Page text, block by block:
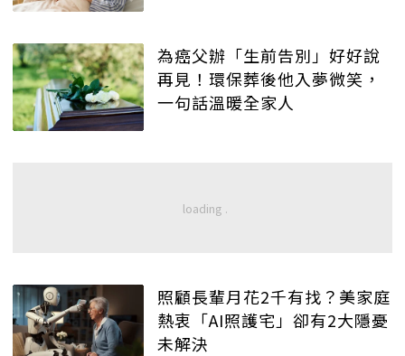
為癌父辦「生前告別」好好說
再見！環保葬後他入夢微笑，
一句話溫暖全家人
照顧長輩月花2千有找？美家庭
熱衷「AI照護宅」卻有2大隱憂
未解決